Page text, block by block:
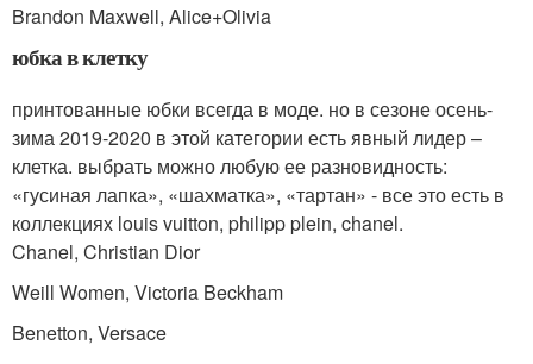
Brandon Maxwell, Alice+Olivia
юбка в клетку
принтованные юбки всегда в моде. но в сезоне осень-
зима 2019-2020 в этой категории есть явный лидер –
клетка. выбрать можно любую ее разновидность:
«гусиная лапка», «шахматка», «тартан» - все это есть в
коллекциях louis vuitton, philipp plein, chanel.
Chanel, Christian Dior
Weill Women, Victoria Beckham
Benetton, Versace